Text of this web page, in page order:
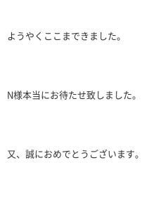
ようやくここまできました。
N様本当にお待たせ致しました。
又、誠におめでとうございます。